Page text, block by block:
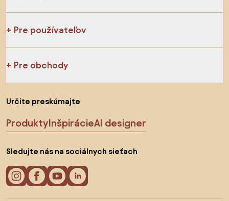
Pre používateľov
Pre obchody
Určite preskúmajte
ProduktyInšpirácieAI designer
Sledujte nás na sociálnych sieťach